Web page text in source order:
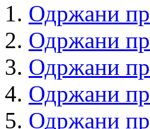
Одржани
Одржани
Одржани
Одржани
Одржани